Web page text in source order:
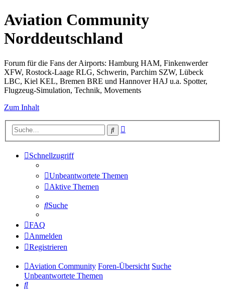
Aviation Community
Norddeutschland
Forum für die Fans der Airports: Hamburg HAM, Finkenwerder
XFW, Rostock-Laage RLG, Schwerin, Parchim SZW, Lübeck
LBC, Kiel KEL, Bremen BRE und Hannover HAJ u.a. Spotter,
Flugzeug-Simulation, Technik, Movements
Zum Inhalt
Suche
Schnellzugriff
Unbeantwortete Themen
Aktive Themen
Suche
FAQ
Anmelden
Registrieren
Aviation Community Foren-Übersicht Suche
Unbeantwortete Themen
Suche